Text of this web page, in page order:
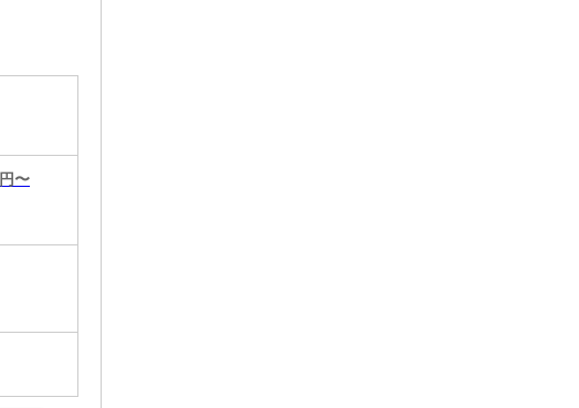
円〜